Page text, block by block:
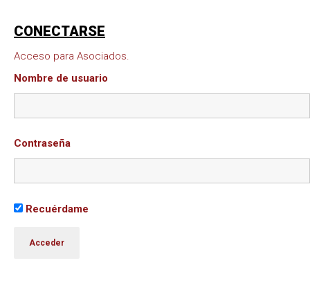
CONECTARSE
Acceso para Asociados.
Nombre de usuario
Contraseña
Recuérdame